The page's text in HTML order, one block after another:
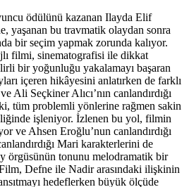
ödülünü kazanan Ilayda Elif
yaşanan bu travmatik olaydan sonra
bir seçim yapmak zorunda kalıyor.
filmi, sinematografisi ile dikkat
bir yoğunluğu yakalamayı başaran
içeren hikâyesini anlatırken de farklı
Ali Seçkiner Alıcı’nın canlandırdığı
tüm problemli yönlerine rağmen sakin
işleniyor. İzlenen bu yol, filmin
ve Ahsen Eroğlu’nun canlandırdığı
Mari karakterlerini de
örgüsünün tonunu melodramatik bir
Defne ile Nadir arasındaki ilişkinin
hedeflerken büyük ölçüde